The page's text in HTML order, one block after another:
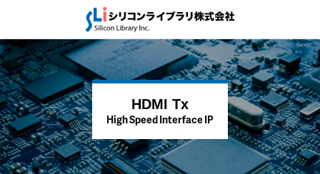
HDMI Tx
High Speed Interface IP